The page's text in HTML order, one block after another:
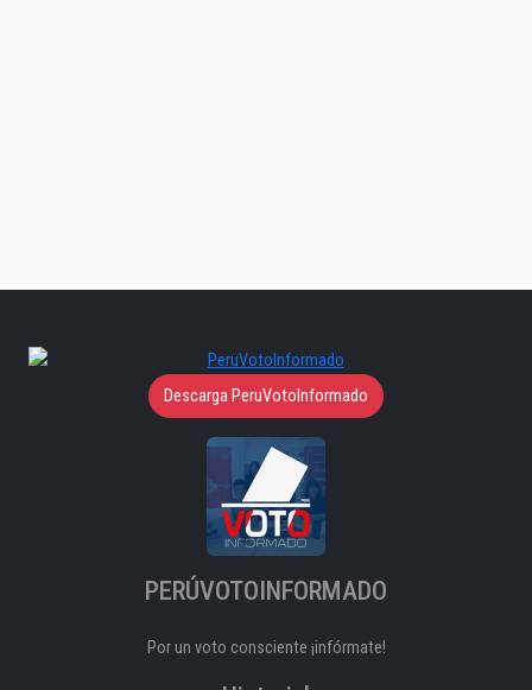
Descarga PeruVotoInformado
PERÚVOTOINFORMADO
Por un voto consciente ¡infórmate!